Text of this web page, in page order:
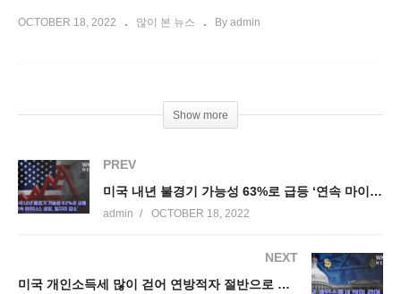
OCTOBER 18, 2022 많이 본 뉴스 By admin
Show more
PREV
미국 내년 불경기 가능성 63%로 급등 ‘연속 마이너스 성장, 일자리 감소’
admin OCTOBER 18, 2022
NEXT
미국 개인소득세 많이 걷어 연방적자 절반으로 줄였다